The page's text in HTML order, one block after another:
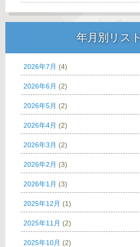
年月別リスト
2026年7月 (4)
2026年6月 (2)
2026年5月 (2)
2026年4月 (2)
2026年3月 (2)
2026年2月 (3)
2026年1月 (3)
2025年12月 (1)
2025年11月 (2)
2025年10月 (2)